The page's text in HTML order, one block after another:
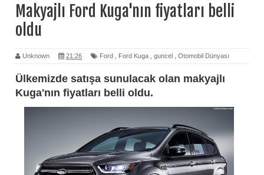
Makyajlı Ford Kuga'nın fiyatları belli
oldu
Unknown 21:26 Ford Ford Kuga guncel Otomobil Dünyası
Ülkemizde satışa sunulacak olan makyajlı
Kuga'nın fiyatları belli oldu.